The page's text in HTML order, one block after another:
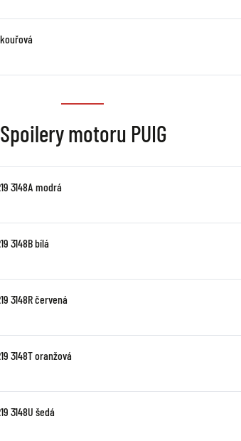
Spoilery motoru PUIG
3148A modrá
3148B bílá
3148R červená
3148T oranžová
3148U šedá